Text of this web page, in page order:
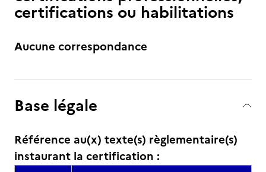
certifications ou habilitations
Aucune correspondance
Base légale
Référence au(x) texte(s) règlementaire(s)
instaurant la certification :